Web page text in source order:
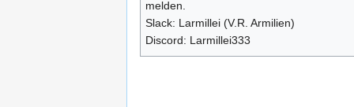
melden.
Slack: Larmillei (V.R. Armilien)
Discord: Larmillei333